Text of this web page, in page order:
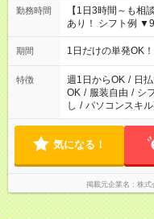
勤務時間
【1日3時間～も相
あり！ シフト例
▼18:00～21:00
期間 1日だけの単発OK
特徴 週1日からOK / 日
OK / 服装自由 / シ
し / パソコンスキ
気になる！
掲載元企業名 株式